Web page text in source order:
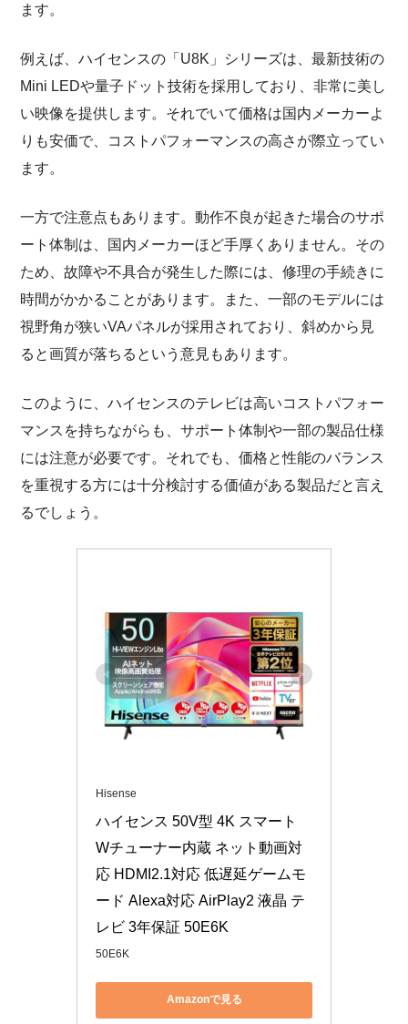
ます。
例えば、ハイセンスの「U8K」シリーズは、最新技術の
Mini LEDや量子ドット技術を採用しており、非常に美し
い映像を提供します。それでいて価格は国内メーカーよ
りも安価で、コストパフォーマンスの高さが際立ってい
ます。
一方で注意点もあります。動作不良が起きた場合のサポ
ート体制は、国内メーカーほど手厚くありません。その
ため、故障や不具合が発生した際には、修理の手続きに
時間がかかることがあります。また、一部のモデルには
視野角が狭いVAパネルが採用されており、斜めから見
ると画質が落ちるという意見もあります。
このように、ハイセンスのテレビは高いコストパフォー
マンスを持ちながらも、サポート体制や一部の製品仕様
には注意が必要です。それでも、価格と性能のバランス
を重視する方には十分検討する価値がある製品だと言え
るでしょう。
Hisense
ハイセンス 50V型 4K スマート
Wチューナー内蔵 ネット動画対
応 HDMI2.1対応 低遅延ゲームモ
ード Alexa対応 AirPlay2 液晶 テ
レビ 3年保証 50E6K
50E6K
Amazonで見る